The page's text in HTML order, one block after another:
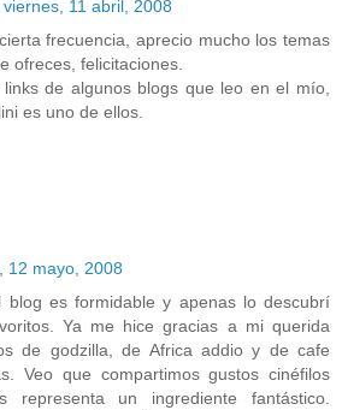
viernes, 11 abril, 2008
frecuencia, aprecio mucho los temas
ofreces, felicitaciones.
de algunos blogs que leo en el mío,
es uno de ellos.
12 mayo, 2008
blog es formidable y apenas lo descubrí
Ya me hice gracias a mi querida
de godzilla, de Africa addio y de cafe
Veo que compartimos gustos cinéfilos
representa un ingrediente fantástico.